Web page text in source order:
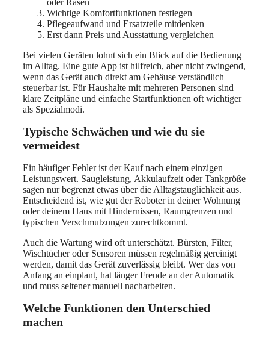
Wichtige Komfortfunktionen festlegen
Pflegeaufwand und Ersatzteile mitdenken
Erst dann Preis und Ausstattung vergleichen
Bei vielen Geräten lohnt sich ein Blick auf die Bedienung
im Alltag. Eine gute App ist hilfreich, aber nicht zwingend,
wenn das Gerät auch direkt am Gehäuse verständlich
steuerbar ist. Für Haushalte mit mehreren Personen sind
klare Zeitpläne und einfache Startfunktionen oft wichtiger
als Spezialmodi.
Typische Schwächen und wie du sie
vermeidest
Ein häufiger Fehler ist der Kauf nach einem einzigen
Leistungswert. Saugleistung, Akkulaufzeit oder Tankgröße
sagen nur begrenzt etwas über die Alltagstauglichkeit aus.
Entscheidend ist, wie gut der Roboter in deiner Wohnung
oder deinem Haus mit Hindernissen, Raumgrenzen und
typischen Verschmutzungen zurechtkommt.
Auch die Wartung wird oft unterschätzt. Bürsten, Filter,
Wischtücher oder Sensoren müssen regelmäßig gereinigt
werden, damit das Gerät zuverlässig bleibt. Wer das von
Anfang an einplant, hat länger Freude an der Automatik
und muss seltener manuell nacharbeiten.
Welche Funktionen den Unterschied
machen